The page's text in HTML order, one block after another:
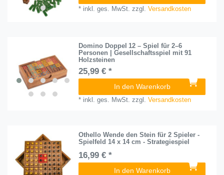
* inkl. ges. MwSt. zzgl.Versandkosten
Domino Doppel 12 – Spiel für 2–6
Personen | Gesellschaftsspiel mit 91
Holzsteinen
25,99 € *
In den Warenkorb
* inkl. ges. MwSt. zzgl.Versandkosten
Othello Wende den Stein für 2 Spieler -
Spielfeld 14 x 14 cm - Strategiespiel
16,99 € *
In den Warenkorb